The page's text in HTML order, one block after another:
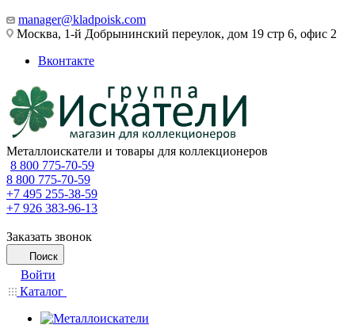
manager@kladpoisk.com
Москва, 1-й Добрынинский переулок, дом 19 стр 6, офис 2
Вконтакте
Металлоискатели и товары для коллекционеров
8 800 775-70-59
8 800 775-70-59
+7 495 255-38-59
+7 926 383-96-13
Заказать звонок
Поиск
Войти
Каталог